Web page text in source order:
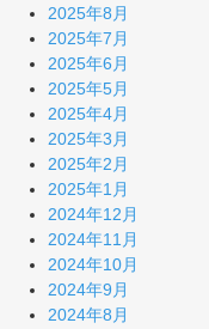
2025年8月
2025年7月
2025年6月
2025年5月
2025年4月
2025年3月
2025年2月
2025年1月
2024年12月
2024年11月
2024年10月
2024年9月
2024年8月